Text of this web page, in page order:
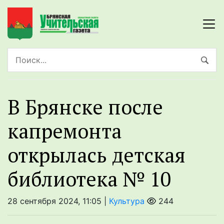
В Брянске после
капремонта
открылась детская
библиотека № 10
28 сентября 2024, 11:05 | Культура 244